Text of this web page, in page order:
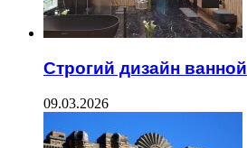
Строгий дизайн ванной
09.03.2026